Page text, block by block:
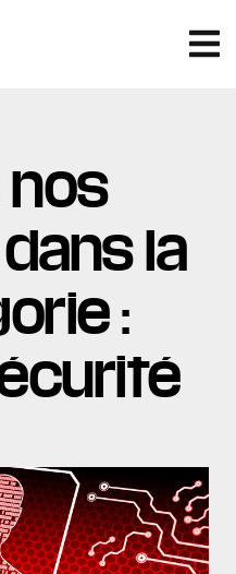
nos
la
: